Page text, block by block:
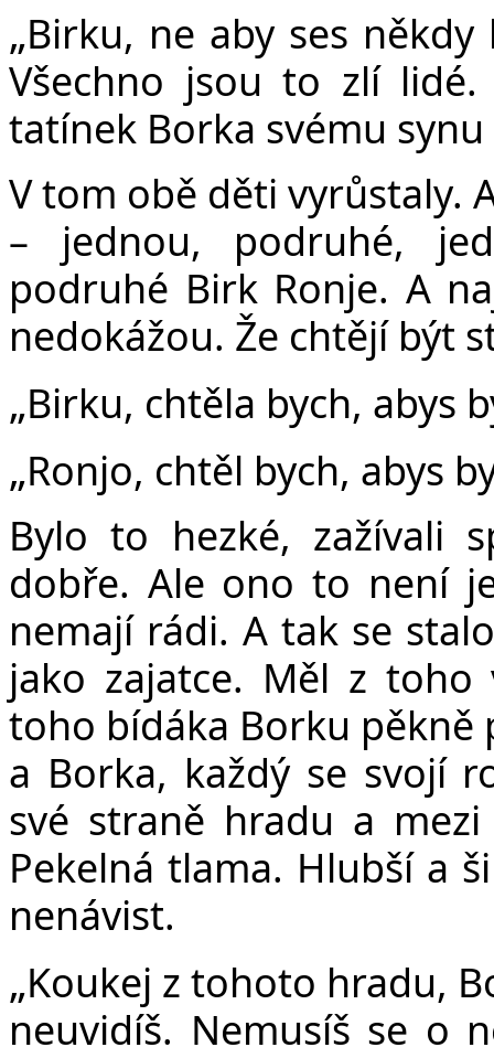
„Birku, ne aby ses
Všechno jsou to zlí lidé.
tatínek Borka svému
V tom obě děti vyrůstaly.
– jednou, podruhé,
podruhé Birk Ronje. A
nedokážou. Že chtějí být
„Birku, chtěla bych, abys
„Ronjo, chtěl bych, abys
Bylo to hezké, zažívali
dobře. Ale ono to není
nemají rádi. A tak se
jako zajatce. Měl z
toho bídáka Borku
a Borka, každý se svojí
své straně hradu a
Pekelná tlama. Hlubší a
nenávist.
„Koukej z tohoto hradu,
neuvidíš. Nemusíš se o